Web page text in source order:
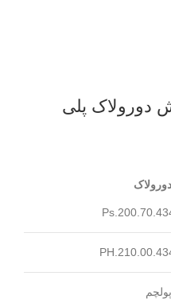
دورولاک پلی